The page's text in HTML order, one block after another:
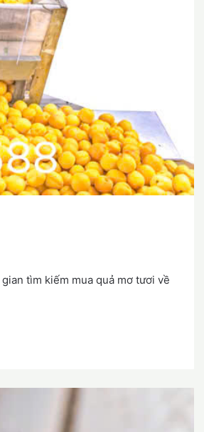
tìm kiếm mua quả mơ tươi về